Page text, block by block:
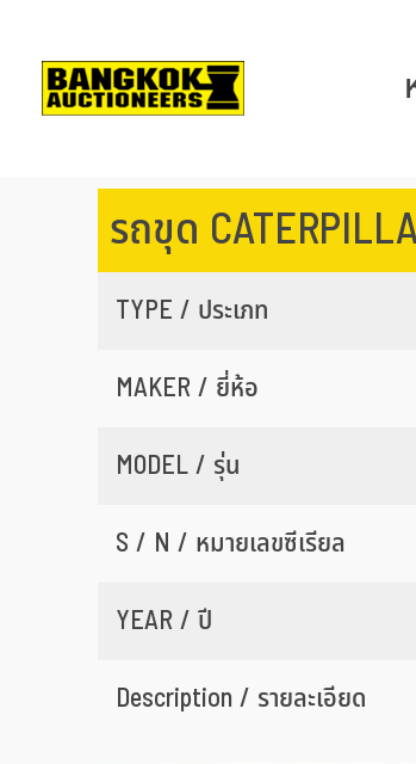
รถขุด
TYPE / ประเภท
MAKER / ยี่ห้อ
MODEL / รุ่น
S / N / หมายเลขซีเรียล
YEAR / ปี
Description / รายละเอียด